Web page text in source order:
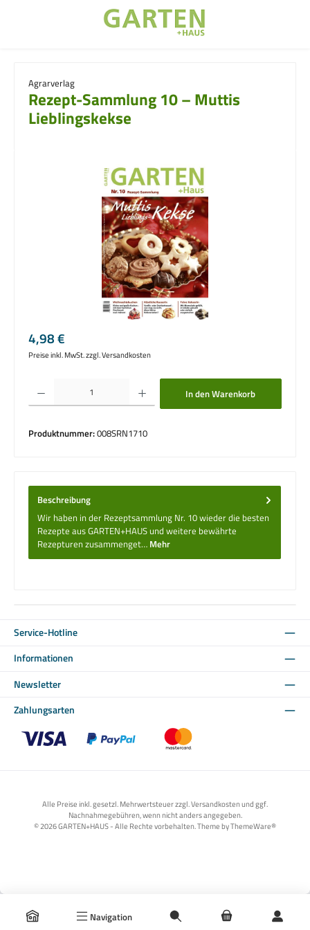
Navigation
Agrarverlag
Rezept-Sammlung 10 – Muttis
Lieblingskekse
Bildergalerie überspringen
Regulärer Preis:
4,98 €
Preise inkl. MwSt. zzgl. Versandkosten
Produkt Anzahl: Gib den gewünschten Wert ein oder benutze die Schaltflächen um
In den Warenkorb
Produktnummer:008SRN1710
Beschreibung
Wir haben in der Rezeptsammlung Nr. 10 wieder die besten
Rezepte aus GARTEN+HAUS und weitere bewährte
Rezepturen zusammenget… Mehr
Service-Hotline
Informationen
Newsletter
Zahlungsarten
Alle Preise inkl. gesetzl. Mehrwertsteuer zzgl. Versandkosten und ggf.
Nachnahmegebühren, wenn nicht anders angegeben.
© 2026 GARTEN+HAUS - Alle Rechte vorbehalten. Theme byThemeWare®